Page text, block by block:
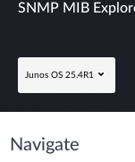
SNMP MIB
Junos OS 25.4R1
Navigate